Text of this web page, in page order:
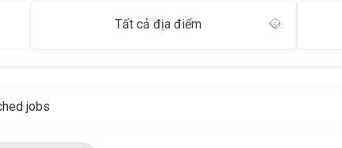
Tất cả địa điểm
jobs